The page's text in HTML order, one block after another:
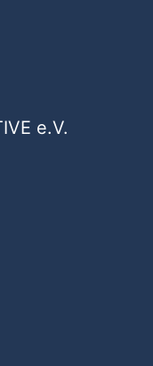
e.V.